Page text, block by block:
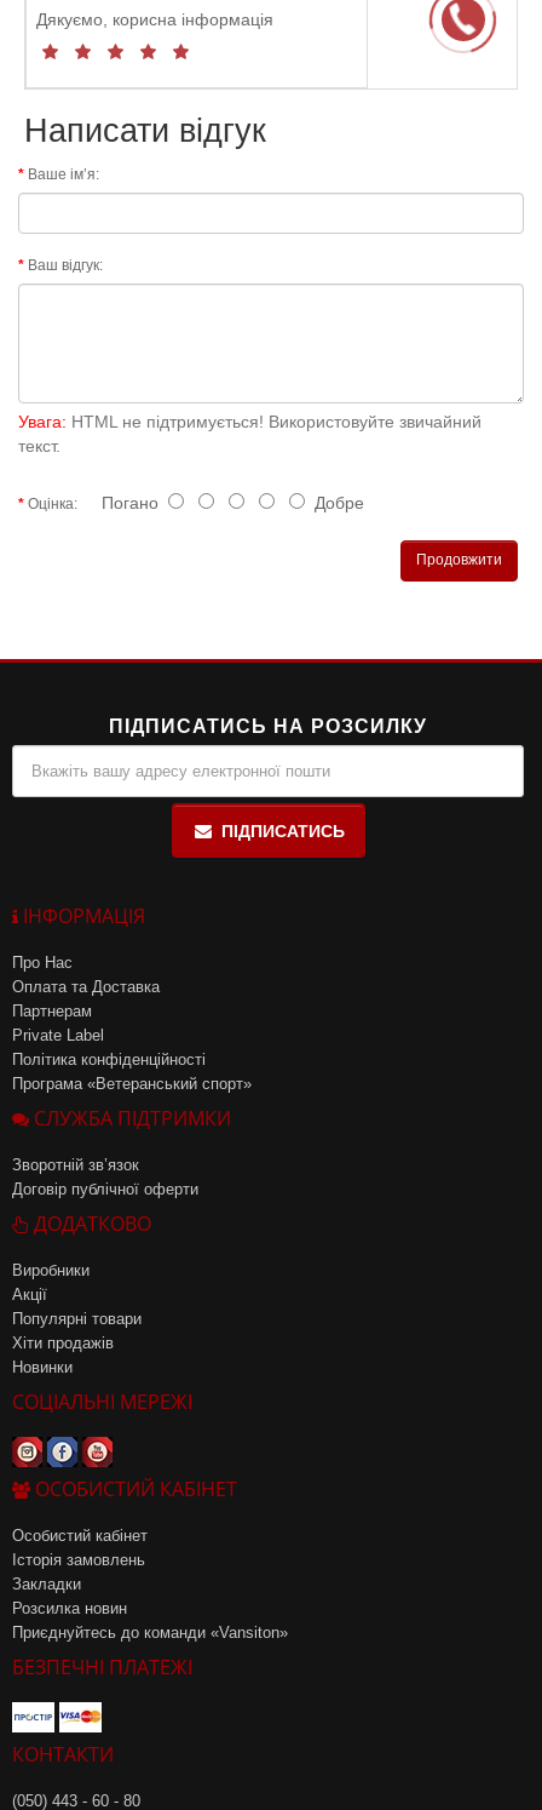
Дякуємо, корисна інформація
Написати відгук
Ваше ім’я:
Ваш відгук:
Увага: HTML не підтримується! Використовуйте звичайний
текст.
Оцінка: Погано Добре
Продовжити
ПІДПИСАТИСЬ НА РОЗСИЛКУ
ПІДПИСАТИСЬ
ІНФОРМАЦІЯ
Про Нас
Оплата та Доставка
Партнерам
Private Label
Політика конфіденційності
Програма «Ветеранський спорт»
СЛУЖБА ПІДТРИМКИ
Зворотній зв’язок
Договір публічної оферти
ДОДАТКОВО
Виробники
Акції
Популярні товари
Хіти продажів
Новинки
СОЦІАЛЬНІ МЕРЕЖІ
ОСОБИСТИЙ КАБІНЕТ
Особистий кабінет
Історія замовлень
Закладки
Розсилка новин
Приєднуйтесь до команди «Vansiton»
БЕЗПЕЧНІ ПЛАТЕЖІ
КОНТАКТИ
(050) 443 - 60 - 80